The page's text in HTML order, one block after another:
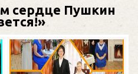
сердце Пушкин